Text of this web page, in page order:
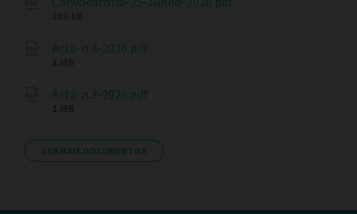
Acta-n.4-2026.pdf
Acta-n.3-2026.pdf
VER MAIS DOCUMENTOS